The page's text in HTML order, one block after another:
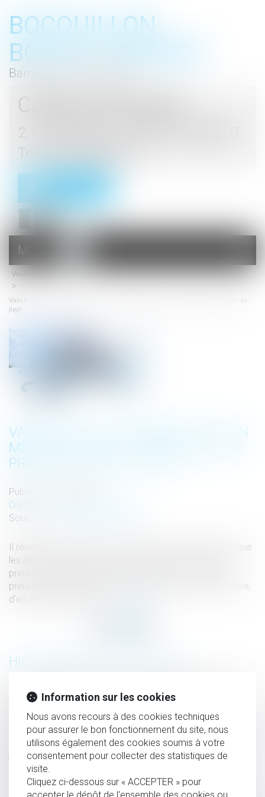
BOCQUILLON
BOESCH GROMEK
Barreau de Haute Marne
Cabinet d'avocats
2, rue du Palais - 52000 CHAUMONT
Tel : 03 25 03 05 62
menu
MENU
Vous êtes ici :
Valeur de l’avis consultatif d’un médecin légiste comme mode de preuve et rôle du
juge
VALEUR DE L’AVIS CONSULTATIF D’UN
MÉDECIN LÉGISTE COMME MODE DE
PREUVE ET RÔLE DU JUGE
Publié le :
Droit pénal
Source :
Il résulte de l’article 427 du Code de procédure pénale, que
les infractions peuvent être établies par tout mode de
preuve et que le juge est tenu, après avoir soumis les
preuves produites devant lui à la discussion contradictoire,
d'en apprécier la valeur...
HISTORIQUE
Balises connectées : comment se prémunir des actes
malveillants ?
Date d’appréciation de la demande de prestation
compensatoire et conséquence de l’appel formé contre le
jugement de divorce
Congés de maternité, de paternité et d'adoption
QPC : durée de la détention provisoire
Information sur les cookies
Nous avons recours à des cookies techniques
pour assurer le bon fonctionnement du site, nous
utilisons également des cookies soumis à votre
consentement pour collecter des statistiques de
visite.
Cliquez ci-dessous sur « ACCEPTER » pour